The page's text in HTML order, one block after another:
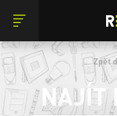
Zpět
NAJÍT